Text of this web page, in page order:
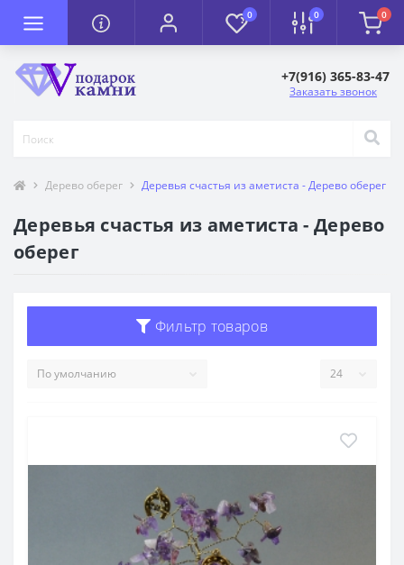
0 0 0
+7(916) 365-83-47
Заказать звонок
Дерево оберег Деревья счастья из аметиста - Дерево оберег
Деревья счастья из аметиста - Дерево
оберег
Фильтр товаров